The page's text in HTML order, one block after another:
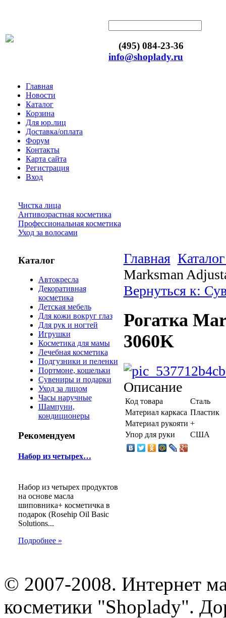
(495) 084-23-36
info@shoplady.ru
Главная
Новости
Каталог
Корзина
Для юр.лиц
Доставка/оплата
Форум
Контакты
Карта сайта
Регистрация
Вход
Чистка лица
Антивозрастная косметика
Профессиональная косметика
Уход за волосами
Каталог
Автокресла
Декоративная
косметика
Детская мебель
Для кожи вокруг глаз
Для рук и ногтей
Игрушки
Косметика для мамы
Лечебная косметика
Подгузники и пеленки
Портмоне, кошельки
Сувениры и подарки
Уход за лицом
Часы наручные
Шампуни,
кондиционеры
Рекомендуем
Набор из четырех…
Набор из четырех продуктов
на основе масла
шиповника+ косметичка в
подарок (Rosehip Oil Basic
Solutions...
Подробнее »
Главная
Marksman
Вернуться к:
Рогатка
3060K
Описание
Код товара
Сталь
Материал каркаса Пластик
Материал рукояти +
Упор для руки
США
© 2007-2008. Интернет
косметики "Shoplady".